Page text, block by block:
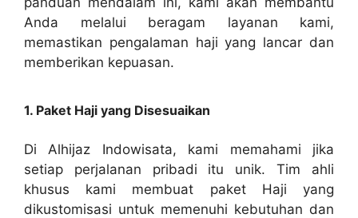
Anda melalui beragam layanan kami,
memastikan pengalaman haji yang lancar dan
memberikan kepuasan.
1. Paket Haji yang Disesuaikan
Di Alhijaz Indowisata, kami memahami jika
setiap perjalanan pribadi itu unik. Tim ahli
khusus kami membuat paket Haji yang
dikustomisasi untuk memenuhi kebutuhan dan